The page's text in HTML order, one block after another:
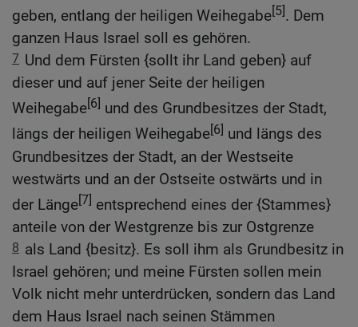
geben, entlang der heiligen Weihegabe[5]. Dem
ganzen Haus Israel soll es gehören.
7 Und dem Fürsten {sollt ihr Land geben} auf
dieser und auf jener Seite der heiligen
Weihegabe[6] und des Grundbesitzes der Stadt,
längs der heiligen Weihegabe[6] und längs des
Grundbesitzes der Stadt, an der Westseite
westwärts und an der Ostseite ostwärts und in
der Länge[7] entsprechend eines der {Stammes}
anteile von der Westgrenze bis zur Ostgrenze
8 als Land {besitz}. Es soll ihm als Grundbesitz in
Israel gehören; und meine Fürsten sollen mein
Volk nicht mehr unterdrücken, sondern das Land
dem Haus Israel nach seinen Stämmen